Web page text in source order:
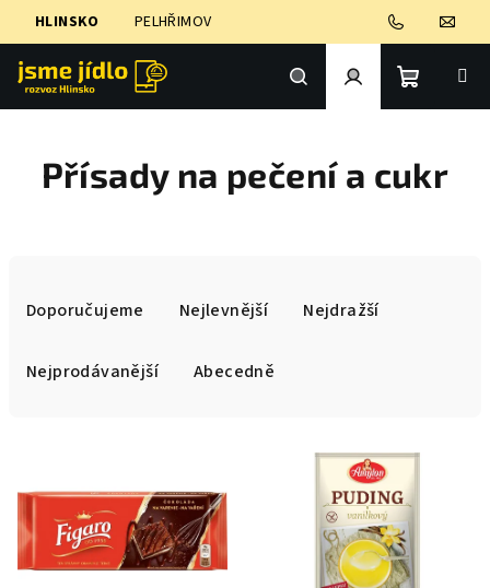
HLINSKO PELHŘIMOV
Hledat PřihlášeníNákupní
košík
Přísady na pečení a cukr
r
o
d
Doporučujeme Nejlevnější Nejdražší
Nejprodávanější Abecedně
p
s